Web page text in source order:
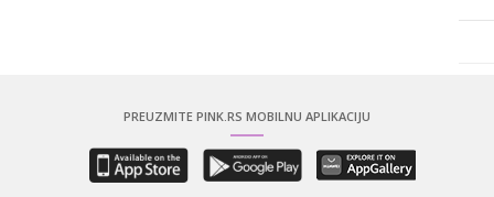
PREUZMITE PINK.RS MOBILNU APLIKACIJU